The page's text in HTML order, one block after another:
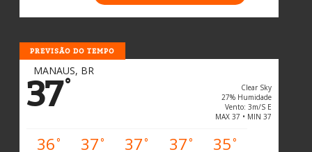
PREVISÃO DO TEMPO
MANAUS, BR
37°
Clear Sky
27% Humidade
Vento: 3m/s E
MAX 37 • MIN 37
36° 37° 37° 37° 35°